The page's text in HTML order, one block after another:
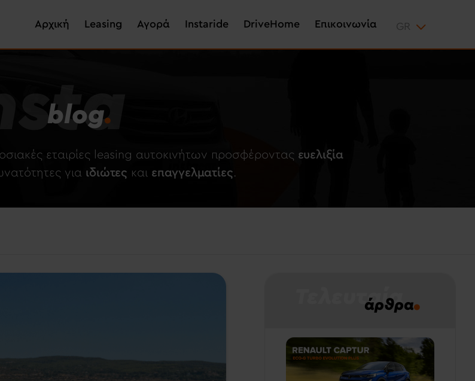
content
Main navigation
Αρχική Leasing Αγορά Instaride DriveHome Επικοινωνία
blog.
εταιρίες leasing αυτοκινήτων προσφέροντας ευελιξία
για ιδιώτες και επαγγελματίες.
Τελευταία
άρθρα.